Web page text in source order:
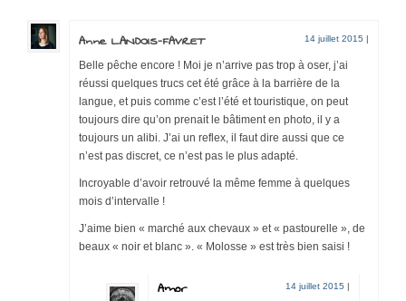
Anne LANDOIS-FAVRET 14 juillet 2015 |
Belle pêche encore ! Moi je n’arrive pas trop à oser, j’ai
réussi quelques trucs cet été grâce à la barrière de la
langue, et puis comme c’est l’été et touristique, on peut
toujours dire qu’on prenait le bâtiment en photo, il y a
toujours un alibi. J’ai un reflex, il faut dire aussi que ce
n’est pas discret, ce n’est pas le plus adapté.
Incroyable d’avoir retrouvé la même femme à quelques
mois d’intervalle !
J’aime bien « marché aux chevaux » et « pastourelle », de
beaux « noir et blanc ». « Molosse » est très bien saisi !
Amor 14 juillet 2015 |